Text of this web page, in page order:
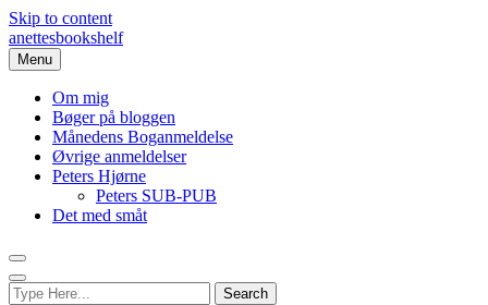
Skip to content
anettesbookshelf
Menu
Om mig
Bøger på bloggen
Månedens Boganmeldelse
Øvrige anmeldelser
Peters Hjørne
Peters SUB-PUB
Det med småt